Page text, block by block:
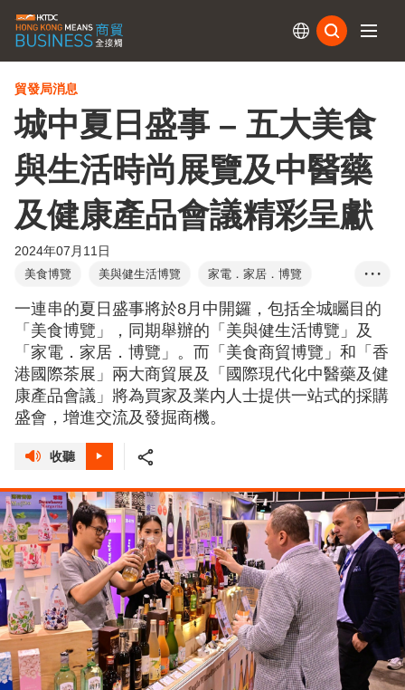
貿發局消息
城中夏日盛事 – 五大美食
與生活時尚展覽及中醫藥
及健康產品會議精彩呈獻
2024年07月11日
美食博覽 美與健生活博覽
家電．家居．博覽
美食商貿博覽
香港國際茶展
國際現代化中醫藥及健康產品會議
食品及飲料
家庭用品
醫療用品及醫藥 健康及美容產品
• • •
一連串的夏日盛事將於8月中開鑼，包括全城矚目的
「美食博覽」，同期舉辦的「美與健生活博覽」及
「家電．家居．博覽」。而「美食商貿博覽」和「香
港國際茶展」兩大商貿展及「國際現代化中醫藥及健
康產品會議」將為買家及業内人士提供一站式的採購
盛會，增進交流及發掘商機。
收聽